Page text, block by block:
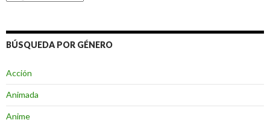
BÚSQUEDA POR GÉNERO
Acción
Animada
Anime